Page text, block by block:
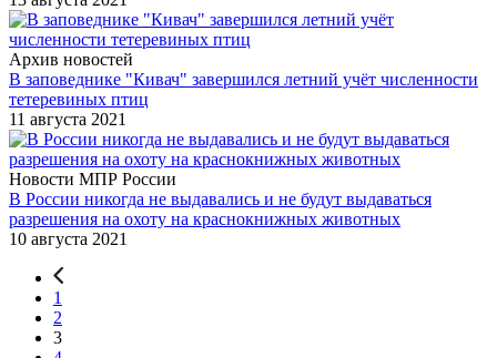
Архив новостей
В заповеднике "Кивач" завершился летний учёт численности
тетеревиных птиц
11 августа 2021
Новости МПР России
В России никогда не выдавались и не будут выдаваться
разрешения на охоту на краснокнижных животных
10 августа 2021
1
2
3